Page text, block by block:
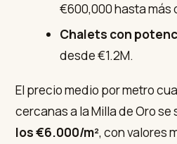
€600,000 hasta más
Chalets con
desde €1.2M.
El precio medio por metro
cercanas a la Milla de Oro se
los €6.000/m², con valores